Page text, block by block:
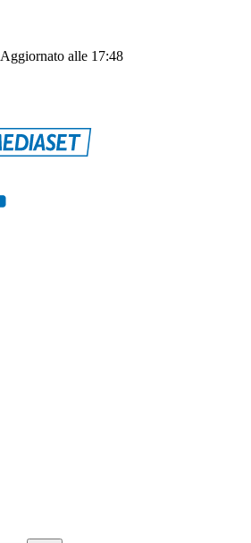
Aggiornato alle 17:48